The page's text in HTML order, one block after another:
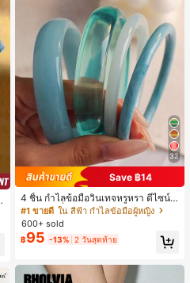
32
Save ฿14
4 ชิ้น กำไลข้อมือวินเทจหรูหรา ดีไซน์มิ
นิมอลแฟชั่น เหมาะสำหรับใส่ในชีวิตปร
ะจำวัน อะคริลิก เหมาะสำหรับใส่ในชีวิ
ตประจำวันและงานปาร์ตี้ ของขวัญสำห
รับผู้หญิง
#1 ขายดี ใน สีฟ้า กำไลข้อมือผู้หญิง
600+ sold
฿95 -13% 2 วันสุดท้าย